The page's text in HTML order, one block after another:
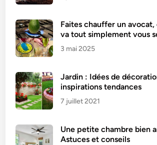
Faites chauffer un
va tout simplement vous
3 mai 2025
Jardin : Idées de
inspirations tendances
7 juillet 2021
Une petite chambre bien
Astuces et conseils